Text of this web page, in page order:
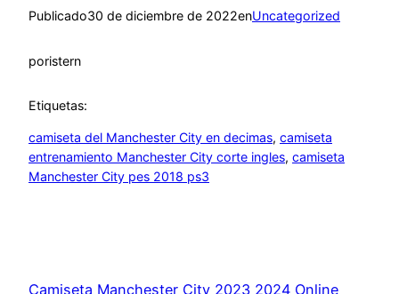
Publicado30 de diciembre de 2022enUncategorized
poristern
Etiquetas:
camiseta del Manchester City en decimas, camiseta
entrenamiento Manchester City corte ingles, camiseta
Manchester City pes 2018 ps3
Camiseta Manchester City 2023 2024 Online